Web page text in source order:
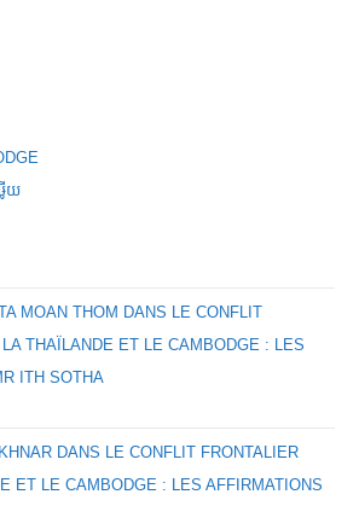
ើយ
MOAN THOM DANS LE CONFLIT
THAÏLANDE ET LE CAMBODGE : LES
ITH SOTHA
DANS LE CONFLIT FRONTALIER
ET LE CAMBODGE : LES AFFIRMATIONS